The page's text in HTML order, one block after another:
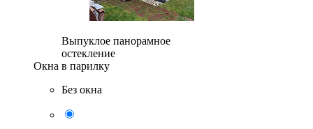
Выпуклое панорамное
остекление
Окна в парилку
Без окна